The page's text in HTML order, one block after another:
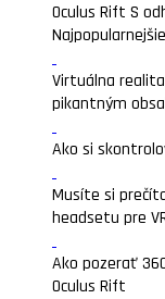
Oculus Rift S
Najpopularnejšie
Virtuálna
pikantným
Ako si
Musíte si
headsetu pre
Ako pozerať
Oculus Rift